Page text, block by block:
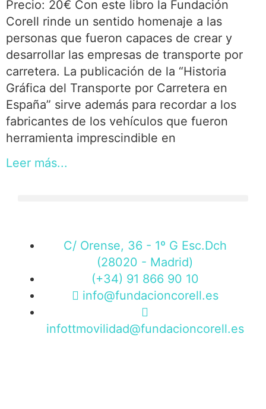
Precio: 20€ Con este libro la Fundación
Corell rinde un sentido homenaje a las
personas que fueron capaces de crear y
desarrollar las empresas de transporte por
carretera. La publicación de la “Historia
Gráfica del Transporte por Carretera en
España” sirve además para recordar a los
fabricantes de los vehículos que fueron
herramienta imprescindible en
Leer más...
C/ Orense, 36 - 1º G Esc.Dch
(28020 - Madrid)
(+34) 91 866 90 10
info@fundacioncorell.es
infottmovilidad@fundacioncorell.es